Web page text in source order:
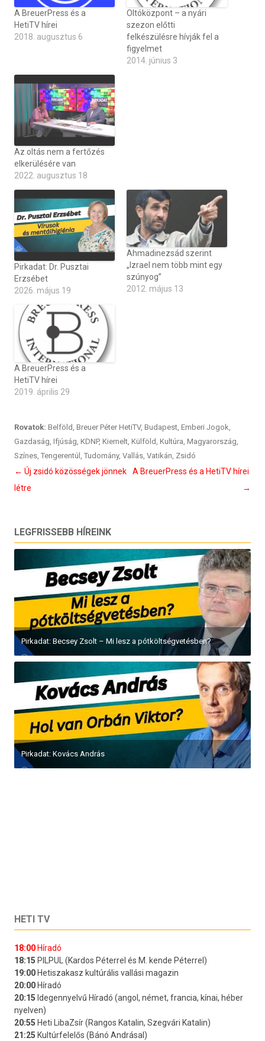
A BreuerPress és a
HetiTV hírei
2018. augusztus 6
Oltóközpont – a nyári
szezon előtti
felkészülésre hívják fel a
figyelmet
2014. június 3
Az oltás nem a fertőzés
elkerülésére van
2022. augusztus 18
Pirkadat: Dr. Pusztai
Erzsébet
2026. május 19
Ahmadinezsád szerint
„Izrael nem több mint egy
szúnyog”
2012. május 13
A BreuerPress és a
HetiTV hírei
2019. április 29
Rovatok: Belföld, Breuer Péter HetiTV, Budapest, Emberi Jogok,
Gazdaság, Ifjúság, KDNP, Kiemelt, Külföld, Kultúra, Magyarország,
Színes, Tengerentúl , Tudomány, Vallás, Vatikán, Zsidó
Bejegyzés
navigáció
← Új zsidó közösségek jönnek
létre
A BreuerPress és a HetiTV hírei
→
LEGFRISSEBB HÍREINK
Pirkadat: Becsey Zsolt – Mi lesz a pótköltségvetésben?
Pirkadat: Kovács András
HETI TV